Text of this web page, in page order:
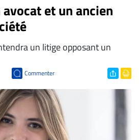
et un ancien
un litige opposant un
Commenter